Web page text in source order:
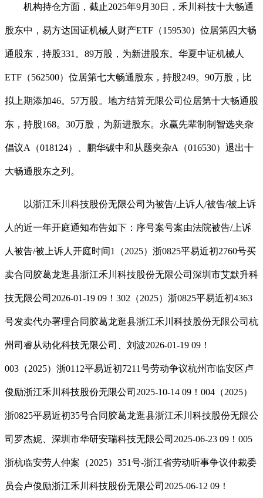
机构持仓方面，截止2025年9月30日，禾川科技十大畅通
股东中，易方达国证机械人财产ETF（159530）位居第四大畅
通股东，持股331。89万股，为新进股东。华夏中证机械人
ETF（562500）位居第七大畅通股东，持股249。90万股，比
拟上期添加46。57万股。地方结算无限公司位居第十大畅通股
东，持股168。30万股，为新进股东。永赢先辈制制智选夹杂
倡议A（018124）、鹏华碳中和从题夹杂A（016530）退出十
大畅通股东之列。
以浙江禾川科技股份无限公司为被告/上诉人/被告/被上诉
人的近一年开庭通知布告如下：序号案号案由法院被告/上诉
⼈被告/被上诉人开庭时间1（2025）浙0825平易近初2760号买
卖合同胶葛龙逛县浙江禾川科技股份无限公司深圳市艾默升科
技无限公司2026-01-19 09！302（2025）浙0825平易近初4363
号发卖代办署理合同胶葛龙逛县浙江禾川科技股份无限公司杭
州司睿从动化科技无限公司、刘波2026-01-19 09！
003（2025）浙0112平易近初7211号劳动争议杭州市临安区卢
俊励浙江禾川科技股份无限公司2025-10-14 09！004（2025）
浙0825平易近初35号合同胶葛龙逛县浙江禾川科技股份无限公
司罗杰妮、深圳市华研安瑞科技无限公司2025-06-23 09！005
浙杭临安劳人仲案（2025）351号-浙江省劳动听事争议仲裁委
员会卢俊励浙江禾川科技股份无限公司2025-06-12 09！